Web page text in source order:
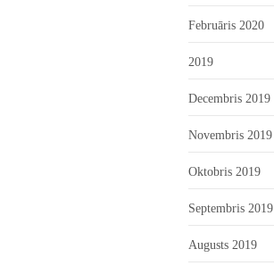
Februāris 2020
2019
Decembris 2019
Novembris 2019
Oktobris 2019
Septembris 2019
Augusts 2019